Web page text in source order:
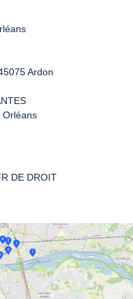
Ardon
Orléans
DE DROIT